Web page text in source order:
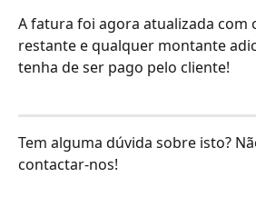
A fatura foi agora atualizada com
restante e qualquer montante
tenha de ser pago pelo cliente!
Tem alguma dúvida sobre isto?
contactar-nos!